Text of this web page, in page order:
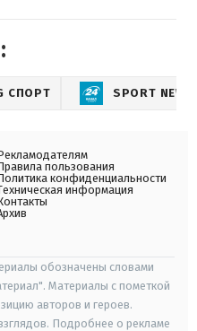
СПОРТ SPORT
пользования
конфиденциальности
информация
обозначены словами
Материалы с пометкой
авторов и героев.
Подробнее о рекламе